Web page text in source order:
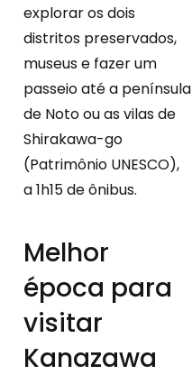
explorar os dois
distritos preservados,
museus e fazer um
passeio até a península
de Noto ou as vilas de
Shirakawa-go
(Patrimônio UNESCO),
a 1h15 de ônibus.
Melhor
época para
visitar
Kanazawa